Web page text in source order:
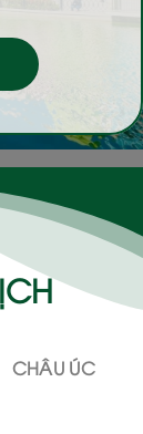
CHÂU ÚC